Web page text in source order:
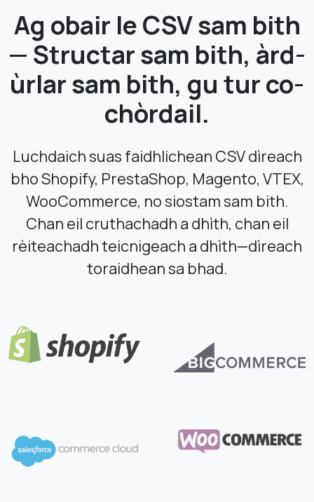
Ag obair le CSV sam bith
— Structar sam bith, àrd-
ùrlar sam bith, gu tur co-
chòrdail.
Luchdaich suas faidhlichean CSV dìreach
bho Shopify, PrestaShop, Magento, VTEX,
WooCommerce, no siostam sam bith.
Chan eil cruthachadh a dhìth, chan eil
rèiteachadh teicnigeach a dhìth—dìreach
toraidhean sa bhad.